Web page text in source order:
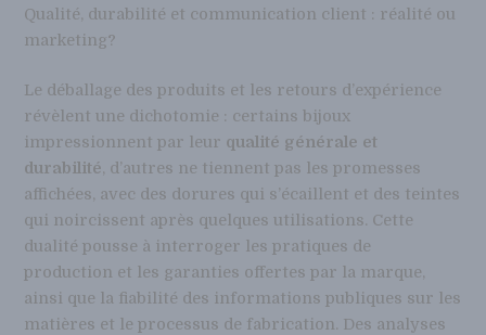
Qualité, durabilité et communication client : réalité ou
marketing?
Le déballage des produits et les retours d’expérience
révèlent une dichotomie : certains bijoux
impressionnent par leur qualité générale et
durabilité, d’autres ne tiennent pas les promesses
affichées, avec des dorures qui s’écaillent et des teintes
qui noircissent après quelques utilisations. Cette
dualité pousse à interroger les pratiques de
production et les garanties offertes par la marque,
ainsi que la fiabilité des informations publiques sur les
matières et le processus de fabrication. Des analyses